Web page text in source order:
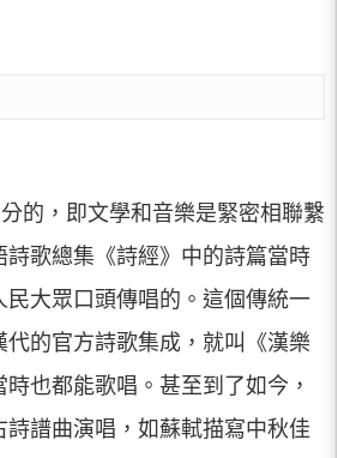
的，即文學和音樂是緊密相聯繫
詩歌總集《詩經》中的詩篇當時
大眾口頭傳唱的。這個傳統一
代的官方詩歌集成，就叫《漢樂
也都能歌唱。甚至到了如今，
譜曲演唱，如蘇軾描寫中秋佳